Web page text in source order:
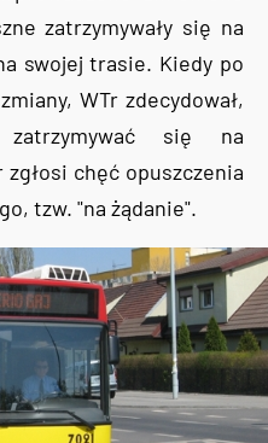
zatrzymywały się na
swojej trasie. Kiedy po
WTr zdecydował,
się na
chęć opuszczenia
tzw. "na żądanie".